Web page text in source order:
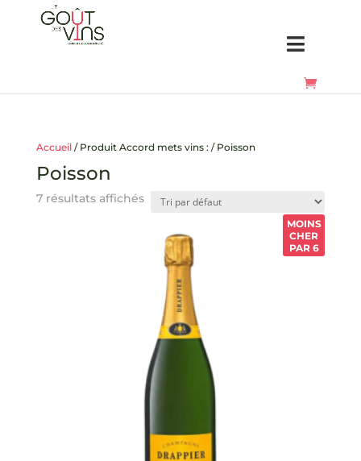
Accueil/ Produit Accord mets vins : / Poisson
Poisson
7 résultats affichés
MOINS
CHER
PAR 6